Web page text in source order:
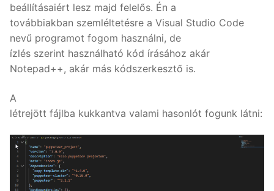
beállításaiért lesz majd felelős. Én a
továbbiakban szemléltetésre a Visual Studio Code
nevű programot fogom használni, de
ízlés szerint használható kód írásához akár
Notepad++, akár más kódszerkesztő is.
A
létrejött fájlba kukkantva valami hasonlót fogunk látni: